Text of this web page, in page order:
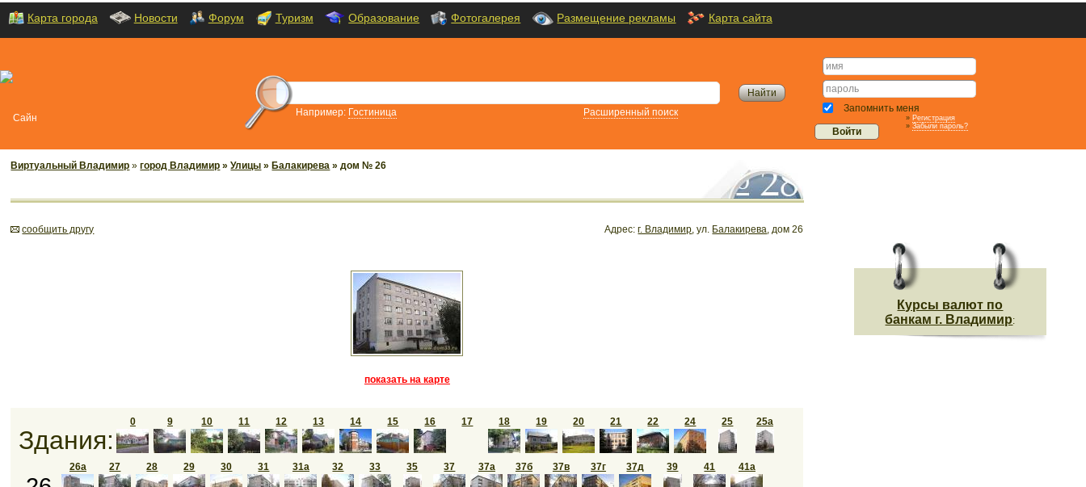
Карта города Новости Форум Туризм Образование Фотогалерея Размещение рекламы Карта сайта
Например: Гостиница Расширенный поиск Запомнить меня
» Регистрация
» Забыли пароль?
Виртуальный Владимир »город Владимир »Улицы » Балакирева » дом № 26
cообщить другу Адрес:г. Владимир, ул. Балакирева, дом 26
показать на карте
Здания:
0 9 10 11 12 13 14 15 16 17 18 19 20 21 22 24 25 25а
26а 27 28 29 30 31 31а 32 33 35 37 37а 37б 37в 37г 37д 39 41 41а
Курсы валют по
банкам г. Владимир: